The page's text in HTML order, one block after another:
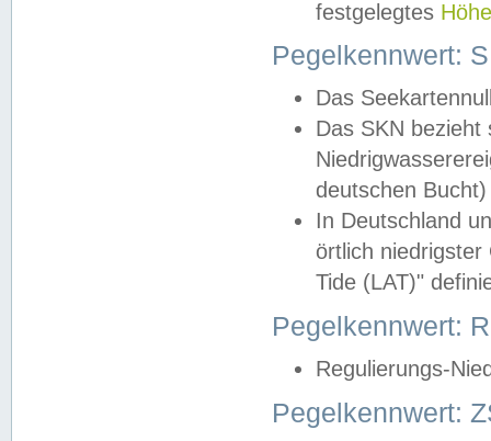
festgelegtes
Pegelkennwert:
Das
Das SKN
deutschen
In Deutschland
örtlich
Tide (LAT)"
Pegelkennwert:
Regulierungs-
Pegelkennwert: